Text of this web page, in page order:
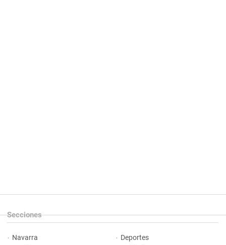
Secciones
Navarra Deportes